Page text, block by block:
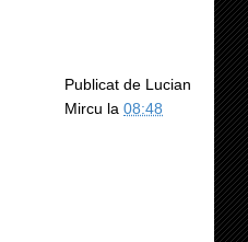
Publicat de Lucian
Mircu la 08:48